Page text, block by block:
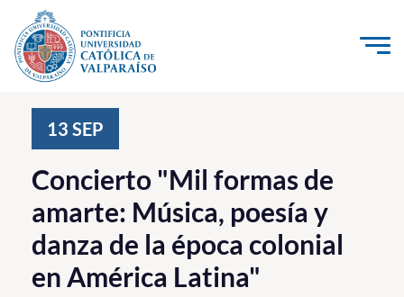
Click acá para ir directamente al contenido
Investigación, Creación e Innovación
PUCV Internacional
Vinculación con el Medio
Admisión
13 SEP
Concierto "Mil formas de
amarte: Música, poesía y
danza de la época colonial
en América Latina"